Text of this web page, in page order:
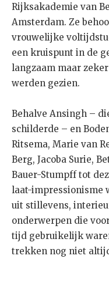
Rijksakademie van
Amsterdam. Ze
vrouwelijke
een kruispunt in de
langzaam maar
werden gezien.
Behalve Ansingh –
schilderde – en
Ritsema, Marie van
Berg, Jacoba Surie,
Bauer-Stumpff tot
laat-impressionisme
uit stillevens,
onderwerpen die
tijd gebruikelijk
trekken nog niet